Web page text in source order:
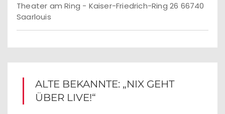
Theater am Ring - Kaiser-Friedrich-Ring 26 66740
Saarlouis
ALTE BEKANNTE: „NIX GEHT
ÜBER LIVE!“